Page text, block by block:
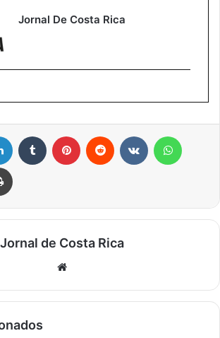
Jornal De Costa Rica
Linkedin Tumblr Pinterest Reddit
Imprimir
Jornal de Costa Rica